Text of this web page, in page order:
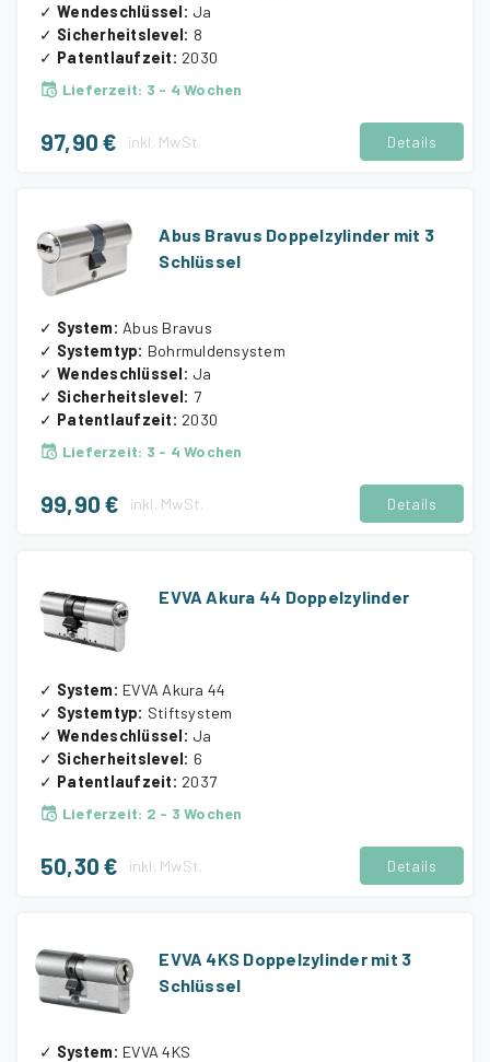
✓ Wendeschlüssel: Ja
✓ Sicherheitslevel: 8
✓ Patentlaufzeit: 2030
Lieferzeit: 3 - 4 Wochen
97,90 € inkl. MwSt. Details
Abus Bravus Doppelzylinder mit 3
Schlüssel
✓ System: Abus Bravus
✓ Systemtyp: Bohrmuldensystem
✓ Wendeschlüssel: Ja
✓ Sicherheitslevel: 7
✓ Patentlaufzeit: 2030
Lieferzeit: 3 - 4 Wochen
99,90 € inkl. MwSt. Details
EVVA Akura 44 Doppelzylinder
✓ System: EVVA Akura 44
✓ Systemtyp: Stiftsystem
✓ Wendeschlüssel: Ja
✓ Sicherheitslevel: 6
✓ Patentlaufzeit: 2037
Lieferzeit: 2 - 3 Wochen
50,30 € inkl. MwSt. Details
EVVA 4KS Doppelzylinder mit 3
Schlüssel
✓ System: EVVA 4KS